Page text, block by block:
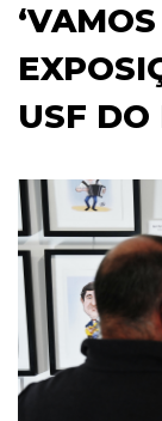
USF